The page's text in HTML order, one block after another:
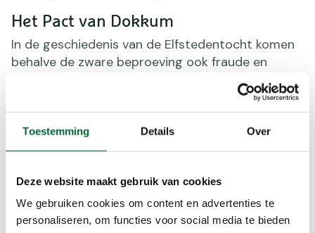
Toestemming Details Over
Deze website maakt gebruik van cookies
We gebruiken cookies om content en advertenties te
personaliseren, om functies voor social media te bieden
Het Pact van Dokkum
In de geschiedenis van de Elfstedentocht komen
behalve de zware beproeving ook fraude en
wedstrijdafspraken voor. De tocht van 1940 gaat
de boeken in als de tocht van het ‘Pact van
Dokkum’. De kopgroep van vijf rijders besloot bij
een stempelpost in Dokkum om de finish
gezamenlijk te passeren. Een van de koplopers,
de gemaakte afspraken overboord. Hij zette de
sprint in, waarna de verontwaardigde Piet Keijzer
als eerste over de meet kwam. Na de finish